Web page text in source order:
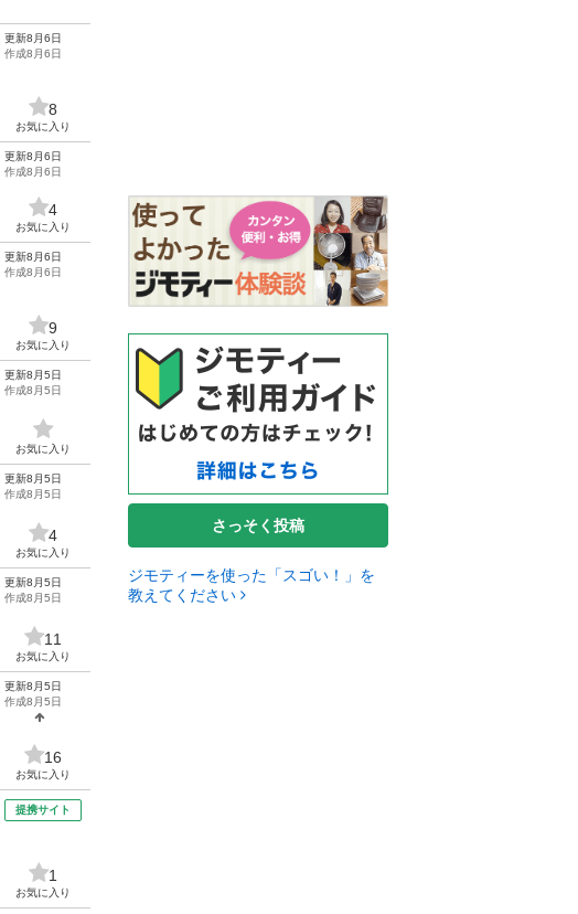
更新8月6日
作成8月6日
8
お気に入り
更新8月6日
作成8月6日
4
お気に入り
更新8月6日
作成8月6日
9
お気に入り
更新8月5日
作成8月5日
お気に入り
更新8月5日
作成8月5日
4
お気に入り
更新8月5日
作成8月5日
11
お気に入り
更新8月5日
作成8月5日
16
お気に入り
提携サイト
1
お気に入り
さっそく投稿
ジモティーを使った「スゴい！」を
教えてください